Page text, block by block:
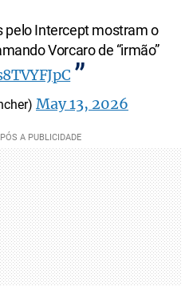
pelo Intercept mostram o
Vorcaro de “irmão”
May 13, 2026